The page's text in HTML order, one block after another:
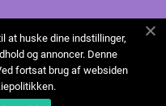
at huske dine indstillinger,
og annoncer. Denne
fortsat brug af websiden